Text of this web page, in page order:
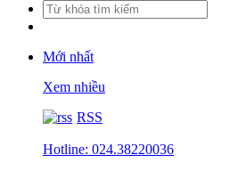
Mới nhất
Xem nhiều
RSS
Hotline: 024.38220036